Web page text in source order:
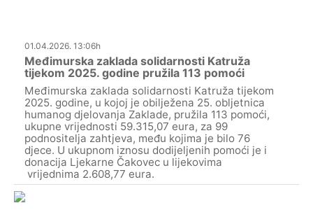
01.04.2026. 13:06h
Međimurska zaklada solidarnosti Katruža
tijekom 2025. godine pružila 113 pomoći
Međimurska zaklada solidarnosti Katruža tijekom
2025. godine, u kojoj je obilježena 25. obljetnica
humanog djelovanja Zaklade, pružila 113 pomoći,
ukupne vrijednosti 59.315,07 eura, za 99
podnositelja zahtjeva, među kojima je bilo 76
djece. U ukupnom iznosu dodijeljenih pomoći je i
donacija Ljekarne Čakovec u lijekovima
vrijednima 2.608,77 eura.